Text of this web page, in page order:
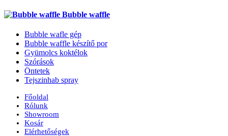
Bubble waffle
Bubble wafle gép
Bubble waffle készítő por
Gyümolcs koktélok
Szórások
Öntetek
Tejszinhab spray
Főoldal
Rólunk
Showroom
Kosár
Elérhetőségek